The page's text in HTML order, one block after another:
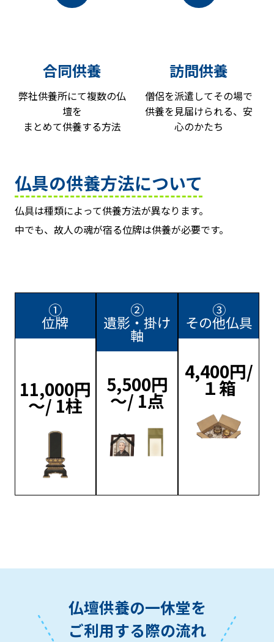
合同供養
弊社供養所にて複数の仏
壇を
まとめて供養する方法
訪問供養
僧侶を派遣してその場で
供養を見届けられる、安
心のかたち
仏具の供養方法について
仏具は種類によって供養方法が異なります。
中でも、故人の魂が宿る位牌は供養が必要です。
①
位牌
11,000円
～/ 1柱
②
遺影・掛け
軸
5,500円
～/ 1点
③
その他仏具
4,400円/
１箱
仏壇供養の一休堂を
ご利用する際の流れ